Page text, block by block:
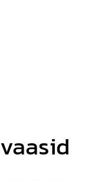
vaasid